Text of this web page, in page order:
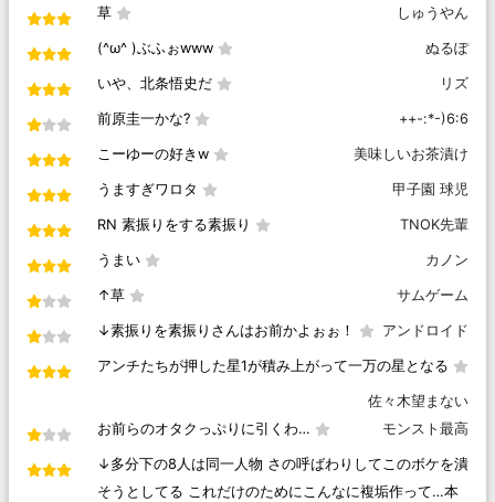
草 しゅうやん
(^ω^ )ぶふぉwww ぬるぽ
いや、北条悟史だ リズ
前原圭一かな? ++-:*-)6:6
こーゆーの好きw 美味しいお茶漬け
うますぎワロタ 甲子園 球児
RN 素振りをする素振り TNOK先輩
うまい カノン
↑草 サムゲーム
↓素振りを素振りさんはお前かよぉぉ！ アンドロイド
アンチたちが押した星1が積み上がって一万の星となる
佐々木望まない
お前らのオタクっぷりに引くわ…
モンスト最高
↓多分下の8人は同一人物 さの呼ばわりしてこのボケを潰
そうとしてる これだけのためにこんなに複垢作って…本